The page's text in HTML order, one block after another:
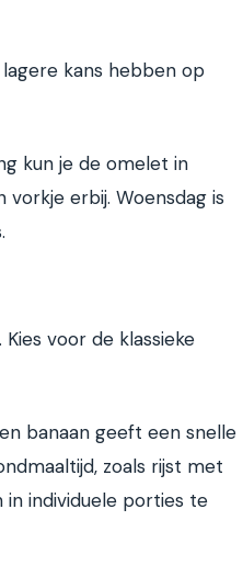
kans hebben op
kun je de omelet in
erbij. Woensdag is
voor de klassieke
banaan geeft een snelle
zoals rijst met
individuele porties te